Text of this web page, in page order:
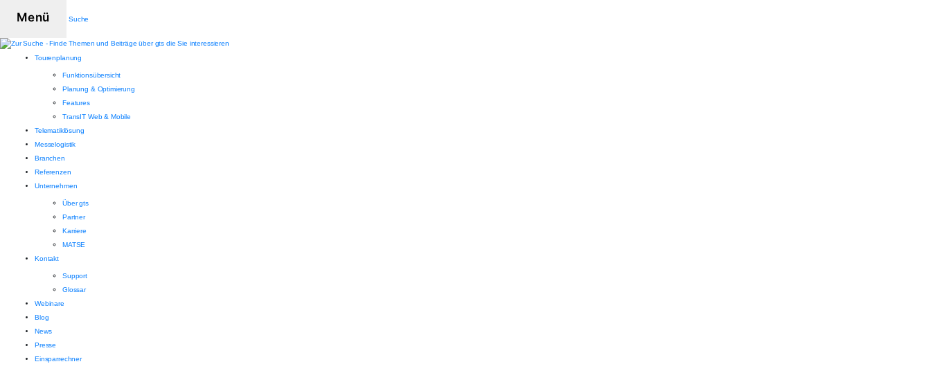
Menü Suche
Tourenplanung
Funktionsübersicht
Planung & Optimierung
Features
TransIT Web & Mobile
Telematiklösung
Messelogistik
Branchen
Referenzen
Unternehmen
Über gts
Partner
Karriere
MATSE
Kontakt
Support
Glossar
Webinare
Blog
News
Presse
Einsparrechner